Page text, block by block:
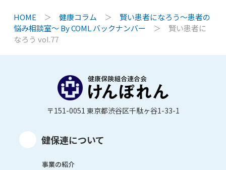
HOME ＞ 健康コラム ＞ 賢い患者になろう〜患者の
悩み相談室〜 By COML バックナンバー ＞ 賢い患者に
なろう vol.77
〒151-0051 東京都渋谷区千駄ヶ谷1-33-1
健保連について
事業の紹介